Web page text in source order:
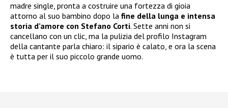
madre single, pronta a costruire una fortezza di gioia
attorno al suo bambino dopo la fine della lunga e intensa
storia d’amore con Stefano Corti. Sette anni non si
cancellano con un clic, ma la pulizia del profilo Instagram
della cantante parla chiaro: il sipario è calato, e ora la scena
è tutta per il suo piccolo grande uomo.